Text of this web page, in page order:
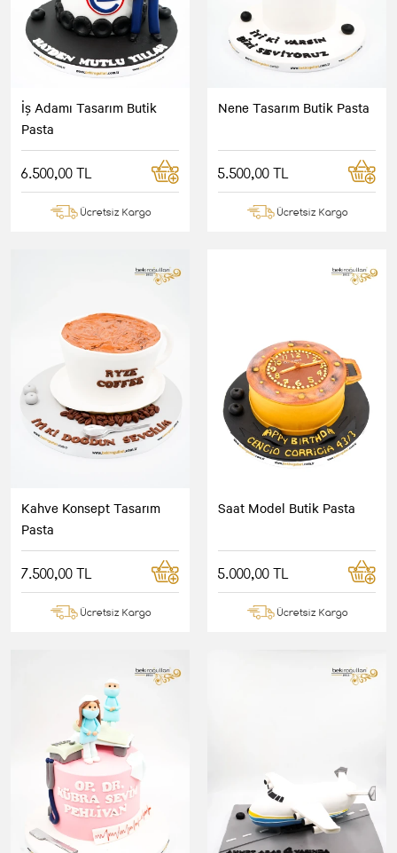
İş Adamı Tasarım Butik
Pasta
6.500,00 TL
Ücretsiz Kargo
Nene Tasarım Butik Pasta
5.500,00 TL
Ücretsiz Kargo
Kahve Konsept Tasarım
Pasta
7.500,00 TL
Ücretsiz Kargo
Saat Model Butik Pasta
5.000,00 TL
Ücretsiz Kargo